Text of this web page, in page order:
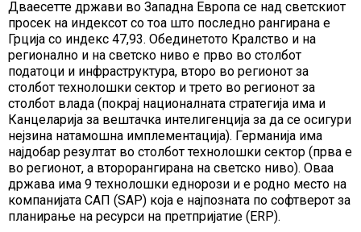
Дваесетте држави во Западна Европа се над светскиот
просек на индексот со тоа што последно рангирана е
Грција со индекс 47,93. Обединетото Кралство и на
регионално и на светско ниво е прво во столбот
податоци и инфраструктура, второ во регионот за
столбот технолошки сектор и трето во регионот за
столбот влада (покрај националната стратегија има и
Канцеларија за вештачка интелигенција за да се осигури
нејзина натамошна имплементација). Германија има
најдобар резултат во столбот технолошки сектор (прва е
во регионот, а второрангирана на светско ниво). Оваа
држава има 9 технолошки еднорози и е родно место на
компанијата САП (SAP) која е најпозната по софтверот за
планирање на ресурси на претпријатие (ERP).